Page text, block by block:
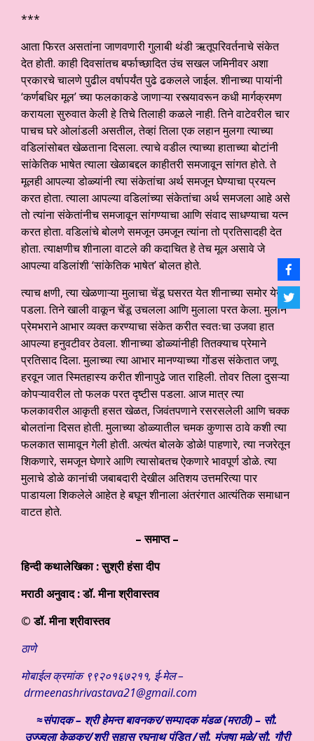
***
आता फिरत असतांना जाणवणारी गुलाबी थंडी ऋतूपरिवर्तनाचे संकेत
देत होती. काही दिवसांतच बर्फाच्छादित उंच सखल जमिनीवर अशा
प्रकारचे चालणे पुढील वर्षापर्यंत पुढे ढकलले जाईल. शीनाच्या पायांनी
‘कर्णबधिर मूल’ च्या फलकाकडे जाणाऱ्या रस्त्यावरून कधी मार्गक्रमण
करायला सुरुवात केली हे तिचे तिलाही कळले नाही. तिने वाटेवरील चार
पाचच घरे ओलांडली असतील, तेव्हां तिला एक लहान मुलगा त्याच्या
वडिलांसोबत खेळताना दिसला. त्याचे वडील त्याच्या हाताच्या बोटांनी
सांकेतिक भाषेत त्याला खेळाबद्दल काहीतरी समजावून सांगत होते. ते
मूलही आपल्या डोळ्यांनी त्या संकेतांचा अर्थ समजून घेण्याचा प्रयत्न
करत होता. त्याला आपल्या वडिलांच्या संकेतांचा अर्थ समजला आहे असे
तो त्यांना संकेतांनीच समजावून सांगण्याचा आणि संवाद साधण्याचा यत्न
करत होता. वडिलांचे बोलणे समजून उमजून त्यांना तो प्रतिसादही देत
होता. त्याक्षणीच शीनाला वाटले की कदाचित हे तेच मूल असावे जे
आपल्या वडिलांशी ‘सांकेतिक भाषेत’ बोलत होते.
त्याच क्षणी, त्या खेळणाऱ्या मुलाचा चेंडू घसरत येत शीनाच्या समोर येऊन
पडला. तिने खाली वाकून चेंडू उचलला आणि मुलाला परत केला. मुलाने
प्रेमभराने आभार व्यक्त करण्याचा संकेत करीत स्वतःचा उजवा हात
आपल्या हनुवटीवर ठेवला. शीनाच्या डोळ्यांनीही तितक्याच प्रेमाने
प्रतिसाद दिला. मुलाच्या त्या आभार मानण्याच्या गोंडस संकेतात जणू
हरवून जात स्मितहास्य करीत शीनापुढे जात राहिली. तोवर तिला दुसऱ्या
कोपऱ्यावरील तो फलक परत दृष्टीस पडला. आज मात्र त्या
फलकावरील आकृती हसत खेळत, जिवंतपणाने रसरसलेली आणि चक्क
बोलतांना दिसत होती. मुलाच्या डोळ्यातील चमक कुणास ठावे कशी त्या
फलकात सामावून गेली होती. अत्यंत बोलके डोळे! पाहणारे, त्या नजरेतून
शिकणारे, समजून घेणारे आणि त्यासोबतच ऐकणारे भावपूर्ण डोळे. त्या
मुलाचे डोळे कानांची जबाबदारी देखील अतिशय उत्तमरित्या पार
पाडायला शिकलेले आहेत हे बघून शीनाला अंतरंगात आत्यंतिक समाधान
वाटत होते.
–समाप्त–
हिन्दी कथालेखिका : सुश्री हंसा दीप
मराठी अनुवाद : डॉ. मीना श्रीवास्तव
© डॉ. मीना श्रीवास्तव
ठाणे
मोबाईल क्रमांक ९९२०१६७२११, ई-मेल –
drmeenashrivastava21@gmail.com
≈संपादक – श्री हेमन्त बावनकर/सम्पादक मंडळ (मराठी) – सौ.
उज्ज्वला केळकर/श्री सुहास रघुनाथ पंडित /सौ. मंजुषा मुळे/सौ. गौरी